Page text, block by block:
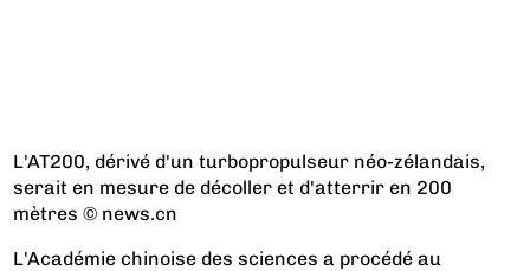
L'AT200, dérivé d'un turbopropulseur néo-zélandais,
serait en mesure de décoller et d'atterrir en 200
mètres © news.cn
L'Académie chinoise des sciences a procédé au